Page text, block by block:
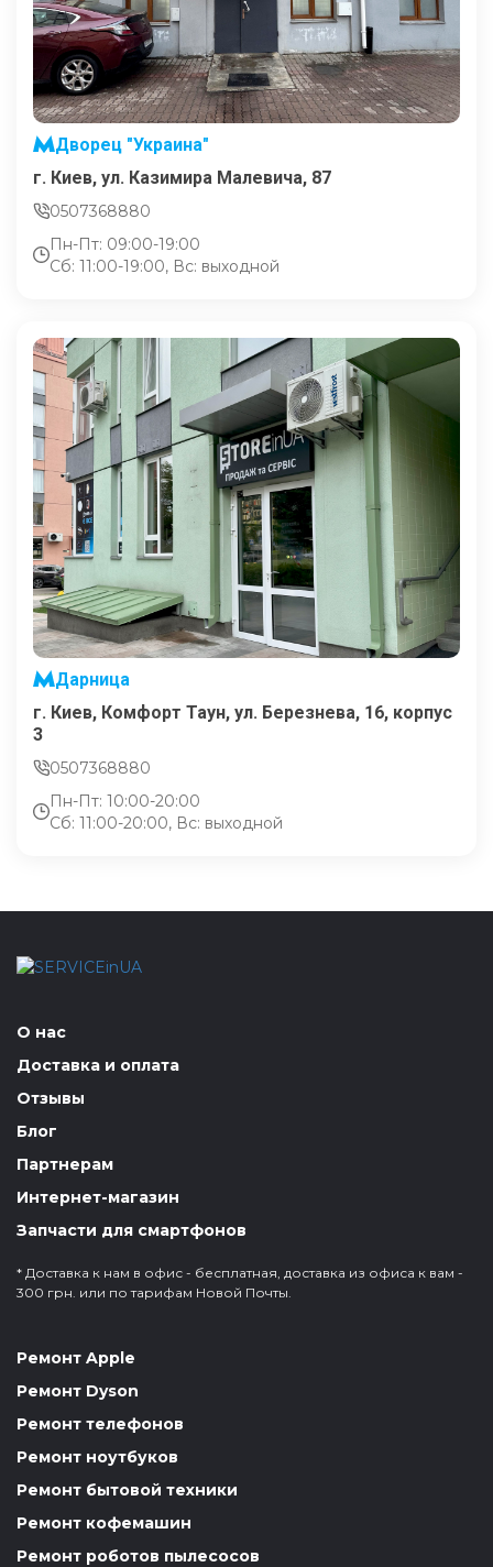
Дворец "Украина"
г. Киев, ул. Казимира Малевича, 87
0507368880
Пн-Пт: 09:00-19:00
Сб: 11:00-19:00, Вс: выходной
Дарница
г. Киев, Комфорт Таун, ул. Березнева, 16, корпус
3
0507368880
Пн-Пт: 10:00-20:00
Сб: 11:00-20:00, Вс: выходной
О нас
Доставка и оплата
Отзывы
Блог
Партнерам
Интернет-магазин
Запчасти для смартфонов
* Доставка к нам в офис - бесплатная, доставка из офиса к вам -
300 грн. или по тарифам Новой Почты.
Ремонт Apple
Ремонт Dyson
Ремонт телефонов
Ремонт ноутбуков
Ремонт бытовой техники
Ремонт кофемашин
Ремонт роботов пылесосов